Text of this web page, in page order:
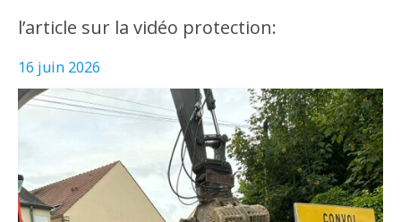
l’article sur la vidéo protection:
16 juin 2026